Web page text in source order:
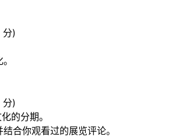
)
)
的分期。
合你观看过的展览评论。